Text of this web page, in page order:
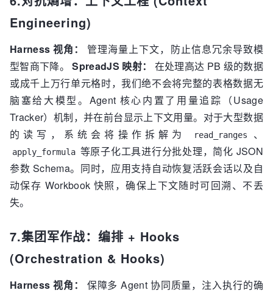
Engineering)
Harness 视角：
管理海量上下文，防止信息冗余导致模
型智商下降。SpreadJS 映射：
在处理高达 PB 级的数据
或成千上万行单元格时，我们绝不会将完整的表格数据无
脑塞给大模型。Agent 核心内置了用量追踪（Usage
Tracker）机制，并在前台显示上下文用量。对于大型数据
的读写，系统会将操作拆解为
read_ranges 、
apply_formula 等原子化工具进行分批处理，简化 JSON
参数 Schema。同时，应用支持自动恢复活跃会话以及自
动保存 Workbook 快照，确保上下文随时可回溯、不丢
失。
7.集团军作战：编排 + Hooks
(Orchestration & Hooks)
Harness 视角： 保障多 Agent 协同质量，注入执行的确